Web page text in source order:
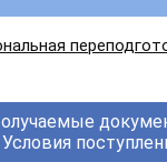
Условия